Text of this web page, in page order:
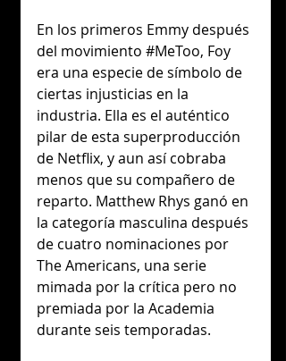
En los primeros Emmy después
del movimiento #MeToo, Foy
era una especie de símbolo de
ciertas injusticias en la
industria. Ella es el auténtico
pilar de esta superproducción
de Netflix, y aun así cobraba
menos que su compañero de
reparto. Matthew Rhys ganó en
la categoría masculina después
de cuatro nominaciones por
The Americans, una serie
mimada por la crítica pero no
premiada por la Academia
durante seis temporadas.